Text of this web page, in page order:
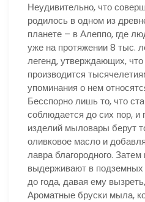
Неудивительно, что
родилось в одном из
планете – в Алеппо, где
уже на протяжении 8 тыс.
легенд, утверждающих,
производится
упоминания о нем
Бесспорно лишь то, что
соблюдается до сих пор,
изделий мыловары берут
оливковое масло и
лавра благородного.
выдерживают в
до года, давая ему
Ароматные бруски мыла,